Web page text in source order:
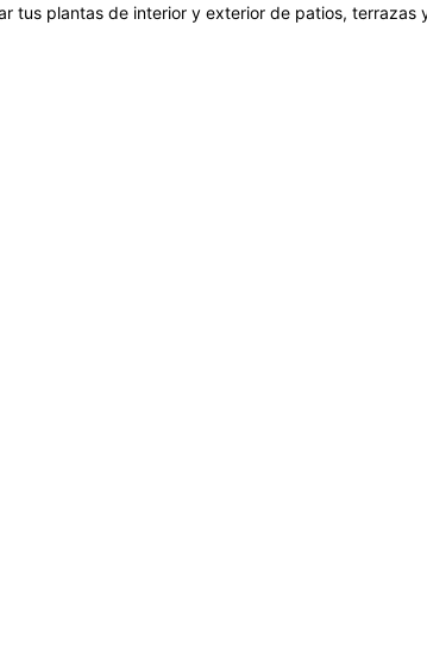
tus plantas de interior y exterior de patios, terrazas